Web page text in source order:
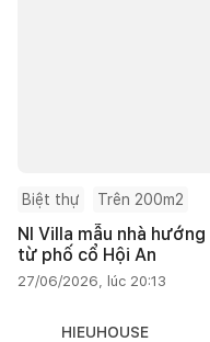
Biệt thự Trên 200m2
NI Villa mẫu nhà
từ phố cổ Hội An
27/06/2026, lúc 20:13
HIEUHOUSE